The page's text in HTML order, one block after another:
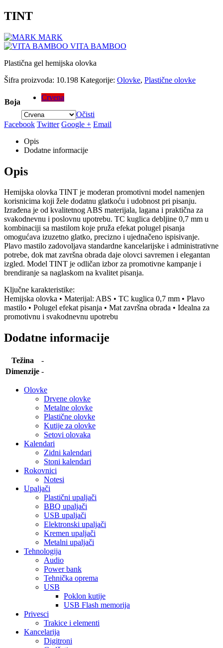
TINT
MARK
VITA BAMBOO
Plastična gel hemijska olovka
Šifra proizvoda: 10.198 Kategorije: Olovke, Plastične olovke
Boja
Crvena
Očisti
Facebook Twitter Google + Email
Opis
Dodatne informacije
Opis
Hemijska olovka TINT je moderan promotivni model namenjen
korisnicima koji žele dodatnu glatkoću i udobnost pri pisanju.
Izrađena je od kvalitetnog ABS materijala, lagana i praktična za
svakodnevnu i poslovnu upotrebu. TC kuglica debljine 0,7 mm u
kombinaciji sa mastilom koje pruža efekat polugel pisanja
omogućava izuzetno glatko, precizno i ujednačeno ispisivanje.
Plavo mastilo zadovoljava standardne kancelarijske i administrativne
potrebe, dok mat završna obrada daje olovci savremen i elegantan
izgled. Model TINT je odličan izbor za promotivne kampanje i
brendiranje sa naglaskom na kvalitet pisanja.
Ključne karakteristike:
Hemijska olovka • Materijal: ABS • TC kuglica 0,7 mm • Plavo
mastilo • Polugel efekat pisanja • Mat završna obrada • Idealna za
promotivnu i svakodnevnu upotrebu
Dodatne informacije
Težina
-
Dimenzije -
Olovke
Drvene olovke
Metalne olovke
Plastične olovke
Kutije za olovke
Setovi olovaka
Kalendari
Zidni kalendari
Stoni kalendari
Rokovnici
Notesi
Upaljači
Plastični upaljači
BBQ upaljači
USB upaljači
Elektronski upaljači
Kremen upaljači
Metalni upaljači
Tehnologija
Audio
Power bank
Tehnička oprema
USB
Poklon kutije
USB Flash memorija
Privesci
Trakice i elementi
Kancelarija
Digitroni